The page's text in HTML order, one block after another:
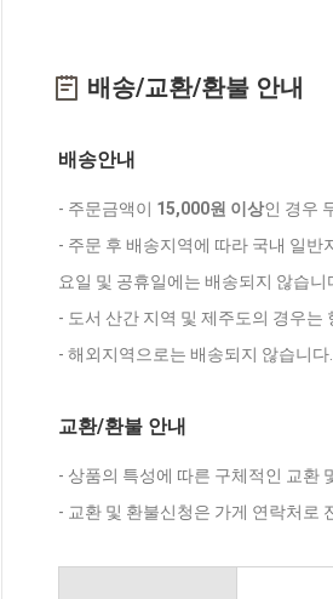
배송/교환/환불 안내
배송안내
- 주문금액이 15,000원 이상인 경우
- 주문 후 배송지역에 따라 국내 일
요일 및 공휴일에는 배송되지 않습니
- 도서 산간 지역 및 제주도의 경우
- 해외지역으로는 배송되지 않습니다.
교환/환불 안내
- 상품의 특성에 따른 구체적인 교환
- 교환 및 환불신청은 가게 연락처로